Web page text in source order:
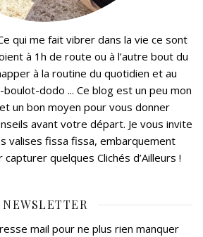
qui me fait vibrer dans la vie ce sont
à 1h de route ou à l’autre bout du
à la routine du quotidien et au
dodo ... Ce blog est un peu mon
un bon moyen pour vous donner
avant votre départ. Je vous invite
valises fissa fissa, embarquement
quelques Clichés d’Ailleurs !
NEWSLETTER
mail pour ne plus rien manquer